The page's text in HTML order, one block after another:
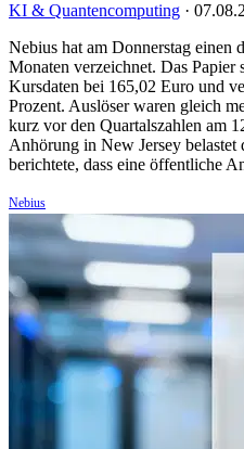
KI & Quantencomputing ·
Nebius hat am Donnerstag einen
Monaten verzeichnet. Das Papier
Kursdaten bei 165,02 Euro und
Prozent. Auslöser waren gleich
kurz vor den Quartalszahlen am
Anhörung in New Jersey
berichtete, dass eine öffentliche
Nebius